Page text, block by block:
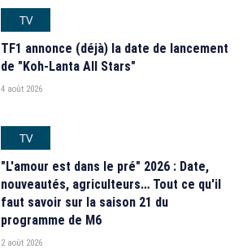
TV
TF1 annonce (déjà) la date de lancement
de "Koh-Lanta All Stars"
4 août 2026
TV
"L'amour est dans le pré" 2026 : Date,
nouveautés, agriculteurs… Tout ce qu'il
faut savoir sur la saison 21 du
programme de M6
2 août 2026